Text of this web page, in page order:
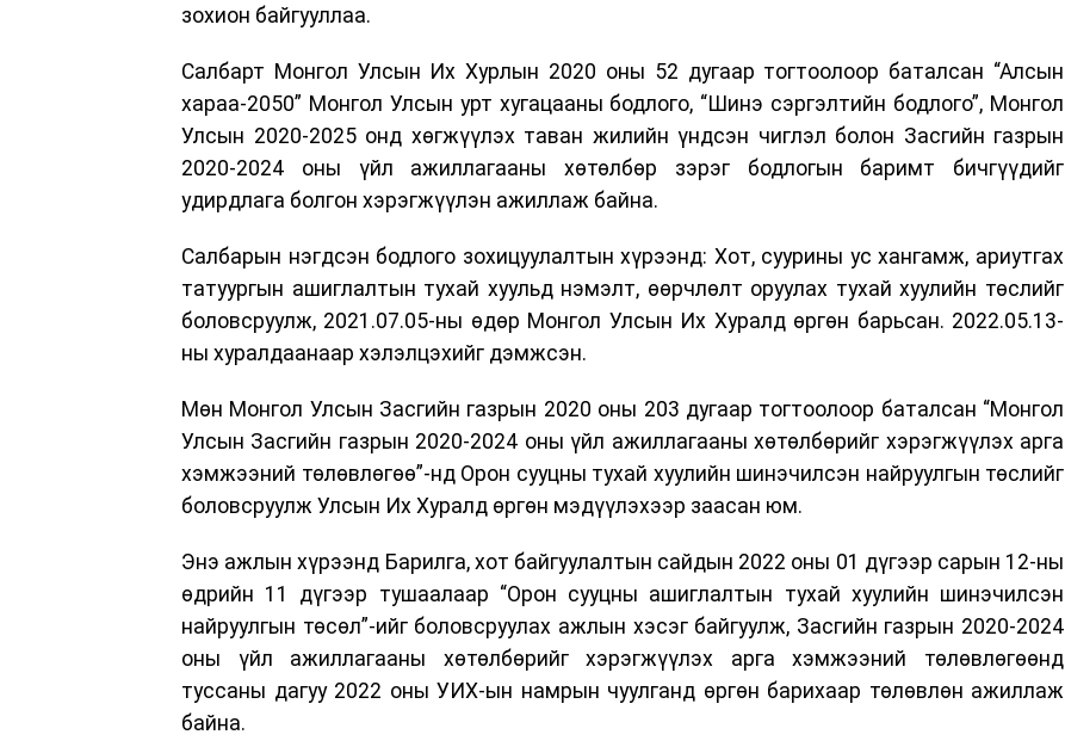
зохион байгууллаа.
Салбарт Монгол Улсын Их Хурлын 2020 оны 52 дугаар тогтоолоор баталсан “Алсын
хараа-2050” Монгол Улсын урт хугацааны бодлого, “Шинэ сэргэлтийн бодлого”, Монгол
Улсын 2020-2025 онд хөгжүүлэх таван жилийн үндсэн чиглэл болон Засгийн газрын
2020-2024 оны үйл ажиллагааны хөтөлбөр зэрэг бодлогын баримт бичгүүдийг
удирдлага болгон хэрэгжүүлэн ажиллаж байна.
Салбарын нэгдсэн бодлого зохицуулалтын хүрээнд: Хот, суурины ус хангамж, ариутгах
татуургын ашиглалтын тухай хуульд нэмэлт, өөрчлөлт оруулах тухай хуулийн төслийг
боловсруулж, 2021.07.05-ны өдөр Монгол Улсын Их Хуралд өргөн барьсан. 2022.05.13-
ны хуралдаанаар хэлэлцэхийг дэмжсэн.
Мөн Монгол Улсын Засгийн газрын 2020 оны 203 дугаар тогтоолоор баталсан “Монгол
Улсын Засгийн газрын 2020-2024 оны үйл ажиллагааны хөтөлбөрийг хэрэгжүүлэх арга
хэмжээний төлөвлөгөө”-нд Орон сууцны тухай хуулийн шинэчилсэн найруулгын төслийг
боловсруулж Улсын Их Хуралд өргөн мэдүүлэхээр заасан юм.
Энэ ажлын хүрээнд Барилга, хот байгуулалтын сайдын 2022 оны 01 дүгээр сарын 12-ны
өдрийн 11 дүгээр тушаалаар “Орон сууцны ашиглалтын тухай хуулийн шинэчилсэн
найруулгын төсөл”-ийг боловсруулах ажлын хэсэг байгуулж, Засгийн газрын 2020-2024
оны үйл ажиллагааны хөтөлбөрийг хэрэгжүүлэх арга хэмжээний төлөвлөгөөнд
туссаны дагуу 2022 оны УИХ-ын намрын чуулганд өргөн барихаар төлөвлөн ажиллаж
байна.